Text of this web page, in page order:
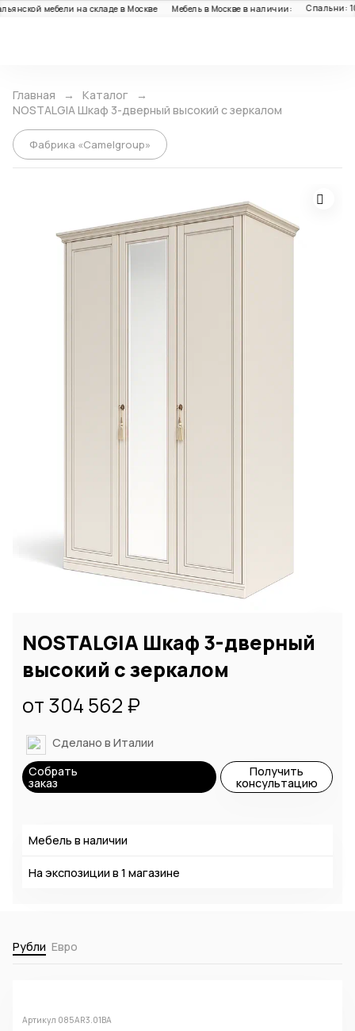
мебели на складе в Москве Мебель в Москве в наличии: Спальни:
Главная
Каталог
NOSTALGIA Шкаф 3-дверный высокий с зеркалом
Фабрика «Camelgroup»
NOSTALGIA Шкаф 3-дверный
высокий с зеркалом
от 304 562 ₽
Сделано в Италии
Собрать
заказ
Получить
консультацию
Мебель в наличии
На экспозиции в 1 магазине
Рубли Евро
Артикул 085AR3.01BA